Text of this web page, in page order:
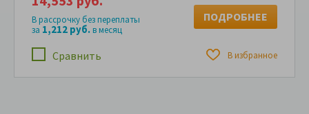
Сравнить В избранное
В рассрочку без переплаты
за 1,212 руб.в месяц
ПОДРОБНЕЕ